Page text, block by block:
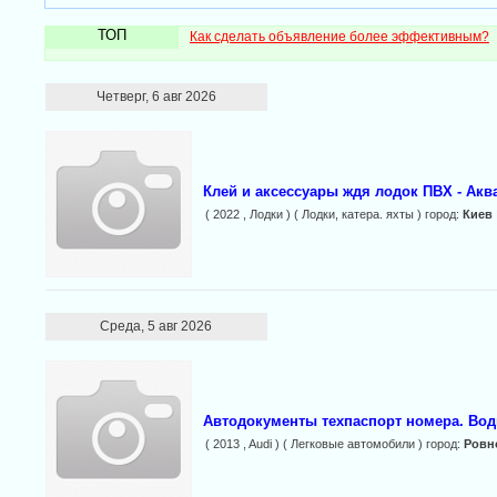
ТОП Как сделать объявление более эффективным?
Четверг, 6 авг 2026
Клей и аксессуары ждя лодок ПВХ -
( 2022 , Лодки ) ( Лодки, катера. яхты ) город: Киев
Среда, 5 авг 2026
Автодокументы техпаспорт номера.
( 2013 , Audi ) ( Легковые автомобили ) город: